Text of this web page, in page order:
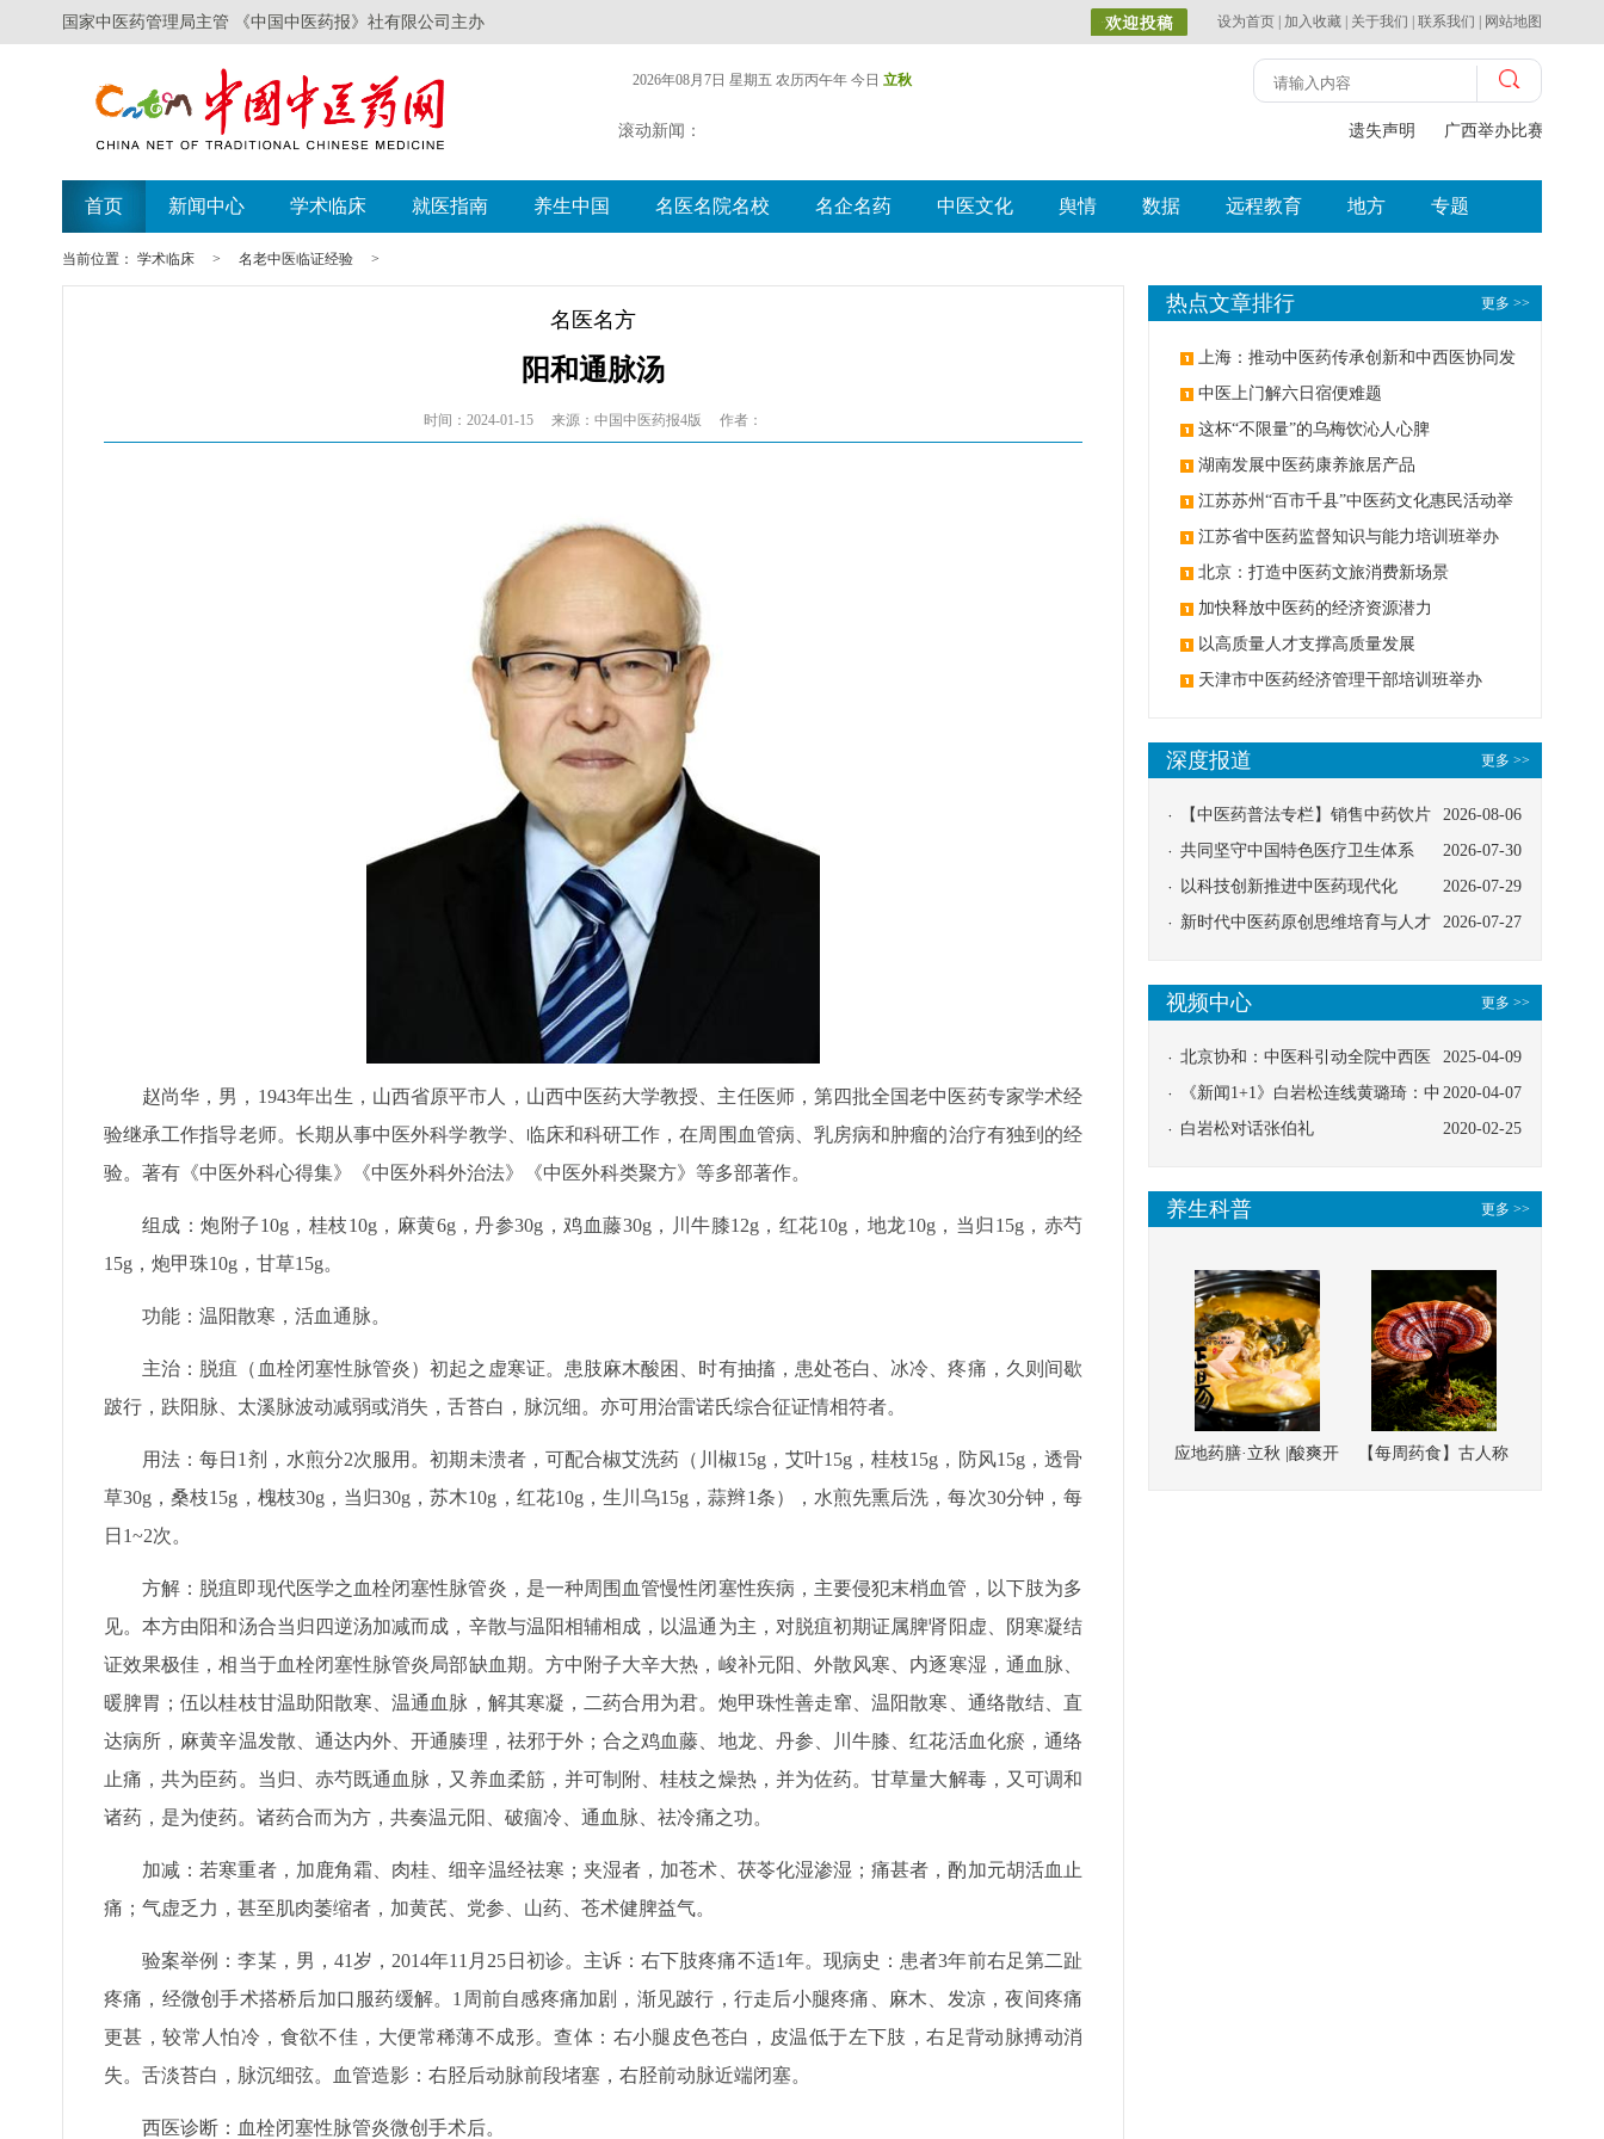
国家中医药管理局主管 《中国中医药报》社有限公司主办 设为首页 加入收藏 关于我们 联系我们 网站地图
2026年08月7日 星期五 农历丙午年 今日 立秋
滚动新闻： 遗失声明 广西举办比赛探索中
首页 新闻中心 学术临床 就医指南 养生中国 名医名院名校 名企名药 中医文化 舆情 数据 远程教育 地方 专题
当前位置： 学术临床 > 名老中医临证经验 >
名医名方
阳和通脉汤
时间：2024-01-15 来源：中国中医药报4版 作者：
赵尚华，男，1943年出生，山西省原平市人，山西中医药大学教授、主任医师，第四批全国老中医药专家学术经
验继承工作指导老师。长期从事中医外科学教学、临床和科研工作，在周围血管病、乳房病和肿瘤的治疗有独到的经
验。著有《中医外科心得集》《中医外科外治法》《中医外科类聚方》等多部著作。
组成：炮附子10g，桂枝10g，麻黄6g，丹参30g，鸡血藤30g，川牛膝12g，红花10g，地龙10g，当归15g，赤芍
15g，炮甲珠10g，甘草15g。
功能：温阳散寒，活血通脉。
主治：脱疽（血栓闭塞性脉管炎）初起之虚寒证。患肢麻木酸困、时有抽搐，患处苍白、冰冷、疼痛，久则间歇
跛行，趺阳脉、太溪脉波动减弱或消失，舌苔白，脉沉细。亦可用治雷诺氏综合征证情相符者。
用法：每日1剂，水煎分2次服用。初期未溃者，可配合椒艾洗药（川椒15g，艾叶15g，桂枝15g，防风15g，透骨
草30g，桑枝15g，槐枝30g，当归30g，苏木10g，红花10g，生川乌15g，蒜辫1条），水煎先熏后洗，每次30分钟，每
日1~2次。
方解：脱疽即现代医学之血栓闭塞性脉管炎，是一种周围血管慢性闭塞性疾病，主要侵犯末梢血管，以下肢为多
见。本方由阳和汤合当归四逆汤加减而成，辛散与温阳相辅相成，以温通为主，对脱疽初期证属脾肾阳虚、阴寒凝结
证效果极佳，相当于血栓闭塞性脉管炎局部缺血期。方中附子大辛大热，峻补元阳、外散风寒、内逐寒湿，通血脉、
暖脾胃；伍以桂枝甘温助阳散寒、温通血脉，解其寒凝，二药合用为君。炮甲珠性善走窜、温阳散寒、通络散结、直
达病所，麻黄辛温发散、通达内外、开通腠理，祛邪于外；合之鸡血藤、地龙、丹参、川牛膝、红花活血化瘀，通络
止痛，共为臣药。当归、赤芍既通血脉，又养血柔筋，并可制附、桂枝之燥热，并为佐药。甘草量大解毒，又可调和
诸药，是为使药。诸药合而为方，共奏温元阳、破痼冷、通血脉、祛冷痛之功。
加减：若寒重者，加鹿角霜、肉桂、细辛温经祛寒；夹湿者，加苍术、茯苓化湿渗湿；痛甚者，酌加元胡活血止
痛；气虚乏力，甚至肌肉萎缩者，加黄芪、党参、山药、苍术健脾益气。
验案举例：李某，男，41岁，2014年11月25日初诊。主诉：右下肢疼痛不适1年。现病史：患者3年前右足第二趾
疼痛，经微创手术搭桥后加口服药缓解。1周前自感疼痛加剧，渐见跛行，行走后小腿疼痛、麻木、发凉，夜间疼痛
更甚，较常人怕冷，食欲不佳，大便常稀薄不成形。查体：右小腿皮色苍白，皮温低于左下肢，右足背动脉搏动消
失。舌淡苔白，脉沉细弦。血管造影：右胫后动脉前段堵塞，右胫前动脉近端闭塞。
西医诊断：血栓闭塞性脉管炎微创手术后。
更多 >>
热点文章排行
上海：推动中医药传承创新和中西医协同发
展 中医上门解六日宿便难题
这杯“不限量”的乌梅饮沁人心脾
湖南发展中医药康养旅居产品
江苏苏州“百市千县”中医药文化惠民活动举
办 江苏省中医药监督知识与能力培训班举办
北京：打造中医药文旅消费新场景
加快释放中医药的经济资源潜力
以高质量人才支撑高质量发展
天津市中医药经济管理干部培训班举办
更多 >>
深度报道
2026-08-06
【中医药普法专栏】销售中药饮片
应告知煎服方法及注意事项
2026-07-30
共同坚守中国特色医疗卫生体系
2026-07-29
以科技创新推进中医药现代化
2026-07-27
新时代中医药原创思维培育与人才
更多 >>
视频中心
2025-04-09
北京协和：中医科引动全院中西医
协同
2020-04-07
《新闻1+1》白岩松连线黄璐琦：中
医救治的临床效果
2020-02-25
白岩松对话张伯礼
更多 >>
养生科普
应地药膳·立秋 |酸爽开
【每周药食】古人称